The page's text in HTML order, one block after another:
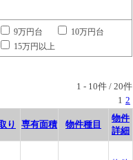
9万円台
10万円台
15万円以上
1 - 10件 / 20件
1 2
り 専有面積 物件種目
物件
詳細